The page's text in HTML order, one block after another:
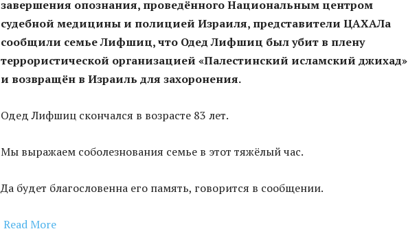
завершения опознания, проведённого Национальным центром
судебной медицины и полицией Израиля, представители ЦАХАЛа
сообщили семье Лифшиц, что Одед Лифшиц был убит в плену
террористической организацией «Палестинский исламский джихад»
и возвращён в Израиль для захоронения.
Одед Лифшиц скончался в возрасте 83 лет.
Мы выражаем соболезнования семье в этот тяжёлый час.
Да будет благословенна его память, говорится в сообщении.
Read More